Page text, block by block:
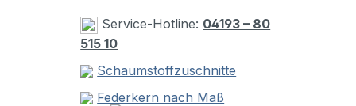
Zum Hauptinhalt springen
Service-Hotline: 04193 – 80
515 10
Schaumstoffzuschnitte
Federkern nach Maß